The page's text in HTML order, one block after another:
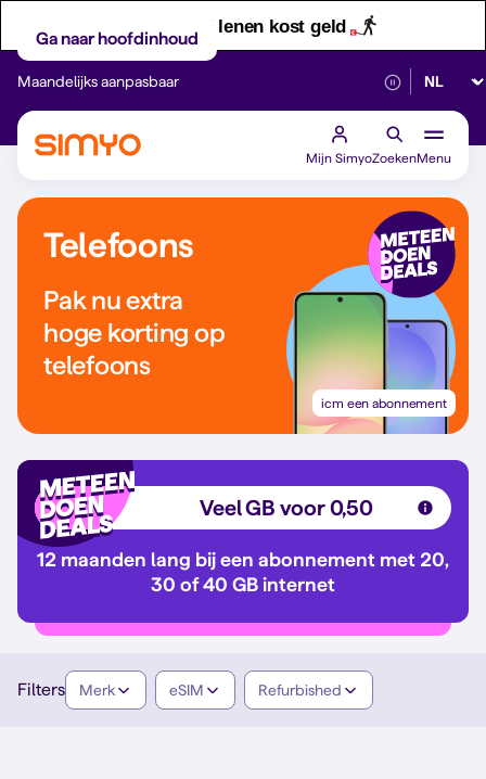
Let op! Geld lenen kost geld
Ga naar hoofdinhoud
Maandelijks aanpasbaar Betrouwbaar
Mijn SimyoZoekenMenu
Telefoons
Pak nu extra
hoge korting op
telefoons
icm een abonnement
Veel GB voor 0,50
12 maanden lang bij een abonnement met 20,
30 of 40 GB internet
Filters Merk eSIM Refurbished